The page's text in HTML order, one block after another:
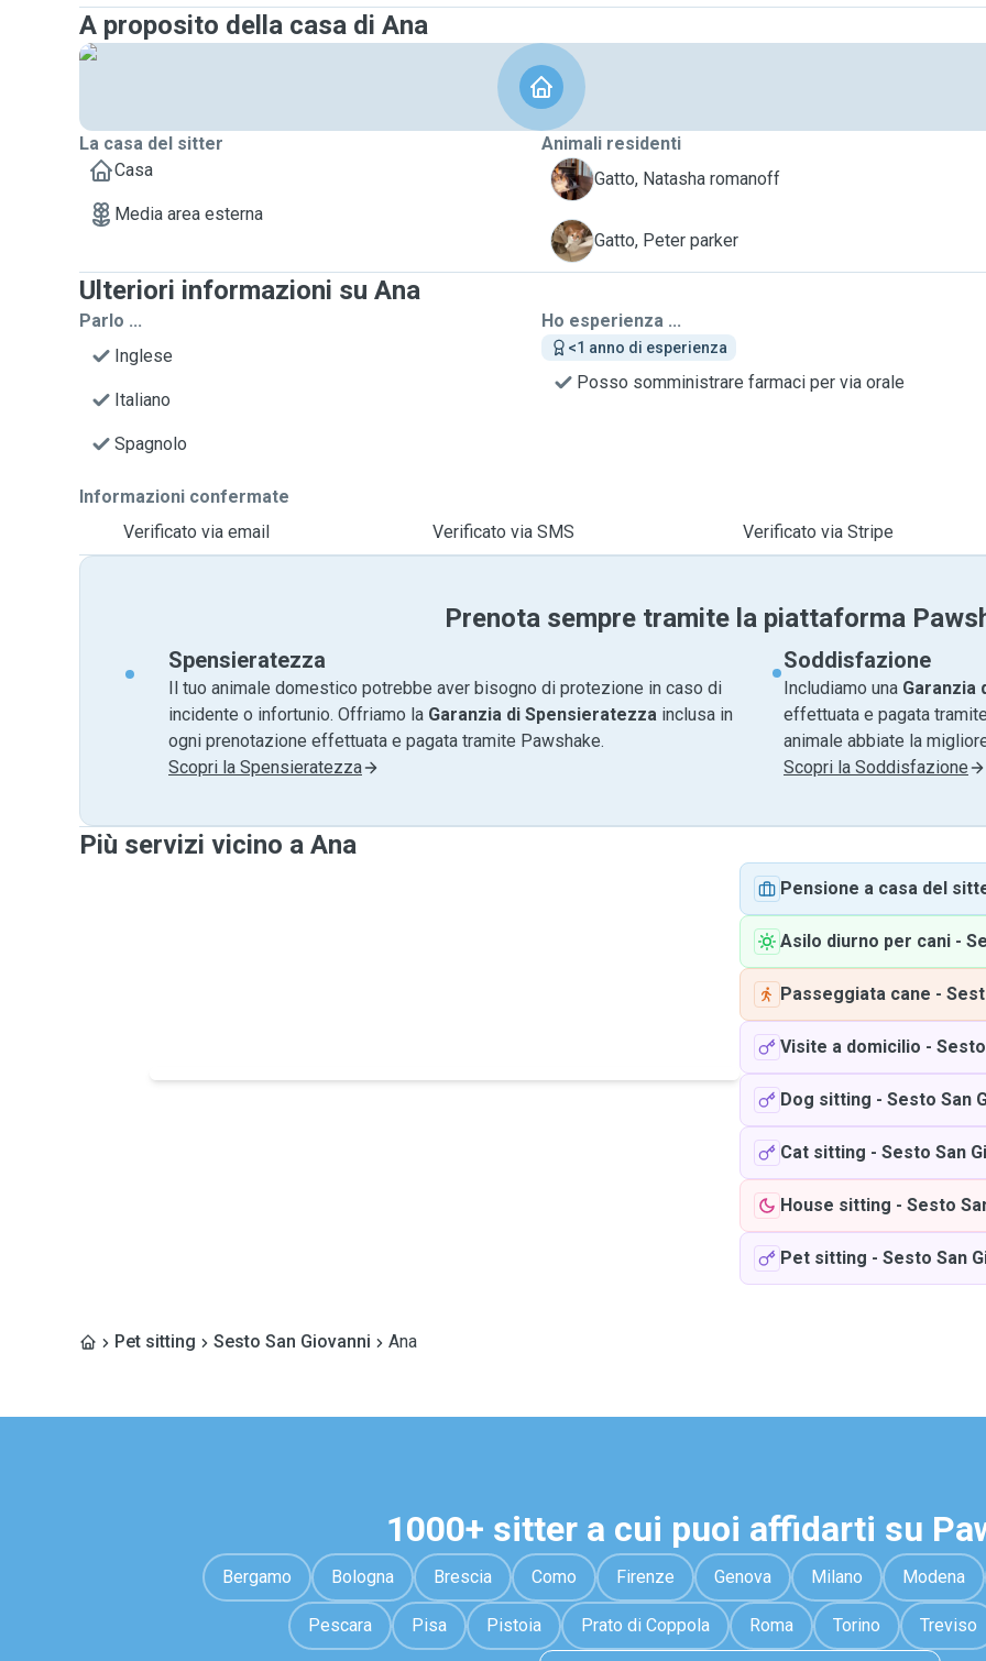
A proposito della casa di Ana
La casa del sitter
Casa
Media area esterna
Animali residenti
N
Gatto, Natasha romanoff
P Gatto, Peter parker
Ulteriori informazioni su Ana
Parlo ...
Inglese
Italiano
Spagnolo
Ho esperienza ...
<1 anno di esperienza
Posso somministrare farmaci per via orale
Informazioni confermate
Verificato via email
Verificato via SMS Verificato via Stripe
Prenota sempre tramite la piattaforma
Spensieratezza
Il tuo animale domestico potrebbe aver bisogno di protezione in caso di
incidente o infortunio. Offriamo la Garanzia di Spensieratezza inclusa in
ogni prenotazione effettuata e pagata tramite Pawshake.
Scopri la Spensieratezza
Soddisfazione
Includiamo una Garanzia
effettuata e pagata
animale abbiate la
Scopri la Soddisfazione
Più servizi vicino a Ana
Pensione a casa del
Asilo diurno per cani -
Passeggiata cane -
Visite a domicilio -
Dog sitting - Sesto San
Cat sitting - Sesto San
House sitting - Sesto
Pet sitting - Sesto San
Pet sitting Sesto San Giovanni Ana
1000+ sitter a cui puoi affidarti su
Bergamo Bologna Brescia Como Firenze Genova Milano Modena
Pescara Pisa Pistoia Prato di Coppola Roma Torino Treviso